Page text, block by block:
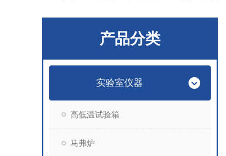
产品分类
实验室仪器
高低温试验箱
马弗炉